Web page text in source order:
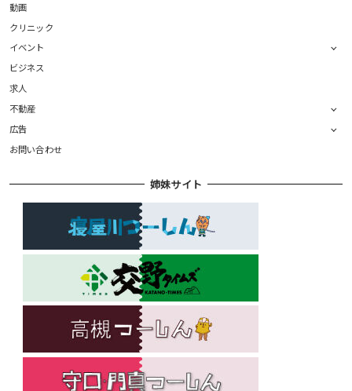
動画
クリニック
イベント
ビジネス
求人
不動産
広告
お問い合わせ
姉妹サイト